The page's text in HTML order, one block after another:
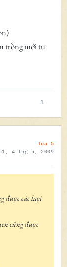
trồng mới tư
1
Toa 5
4 thg 5, 2009
được các laọi
cũng được